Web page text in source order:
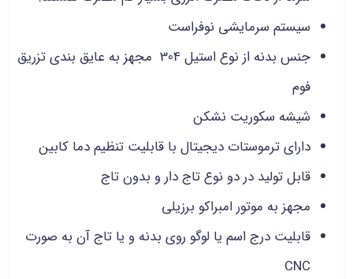
سیستم سرمایشی نوفراست
جنس بدنه از نوع استیل 304 مجهز به عایق بندی تزریق
فوم
شیشه سکوریت نشکن
دارای ترموستات دیجیتال با قابلیت تنظیم دما کابین
قابل تولید در دو نوع تاج دار و بدون تاج
مجهز به موتور امبراکو برزیلی
قابلیت درج اسم یا لوگو روی بدنه و یا تاج آن به صورت
CNC